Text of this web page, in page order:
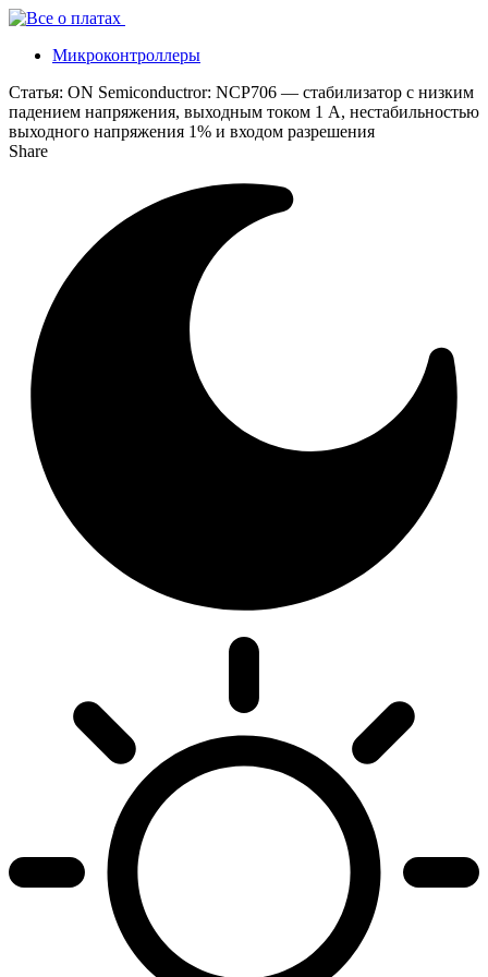
Микроконтроллеры
Статья: ON Semiconductror: NCP706 — стабилизатор с низким
падением напряжения, выходным током 1 А, нестабильностью
выходного напряжения 1% и входом разрешения
Share